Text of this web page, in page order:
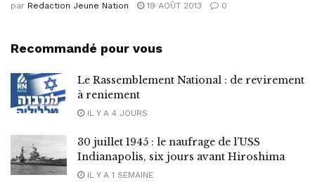
par Redaction Jeune Nation 19 AOÛT 2013 0
Recommandé pour vous
Le Rassemblement National : de revirement
à reniement
IL Y A 4 JOURS
30 juillet 1945 : le naufrage de l’USS
Indianapolis, six jours avant Hiroshima
IL Y A 1 SEMAINE